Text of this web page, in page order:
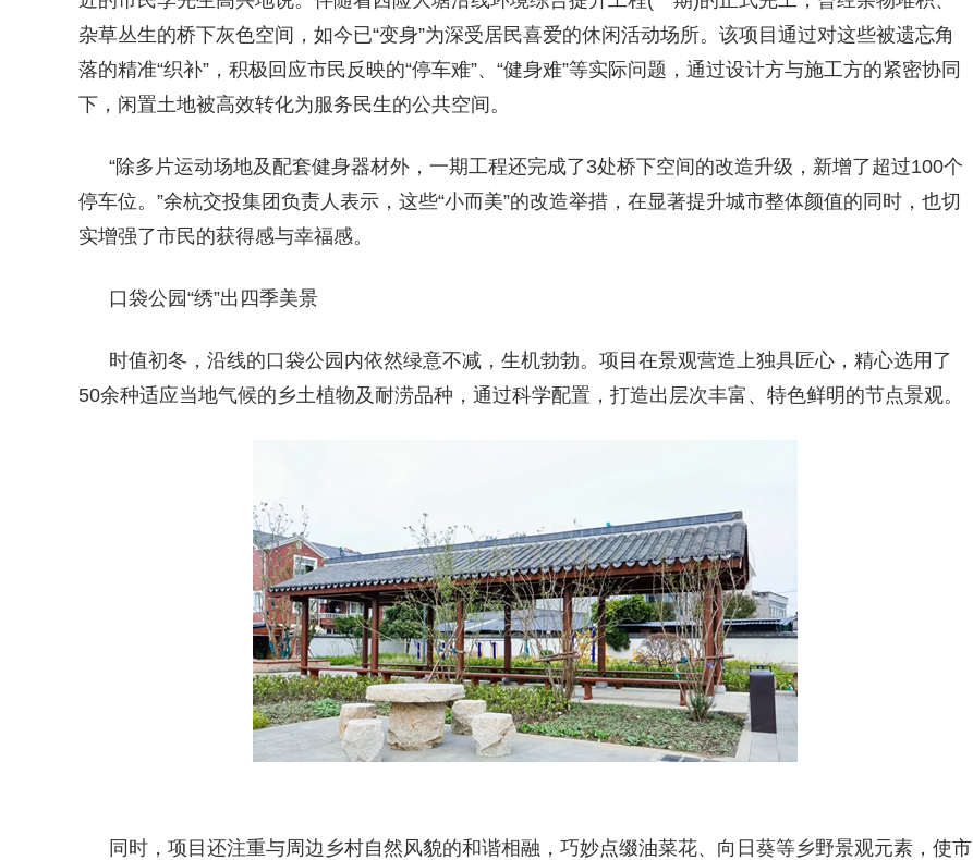
杂草丛生的桥下灰色空间，如今已“变身”为深受居民喜爱的休闲活动场所。该项目通过对这些被遗忘角
落的精准“织补”，积极回应市民反映的“停车难”、“健身难”等实际问题，通过设计方与施工方的紧密协同
下，闲置土地被高效转化为服务民生的公共空间。
“除多片运动场地及配套健身器材外，一期工程还完成了3处桥下空间的改造升级，新增了超过100个
停车位。”余杭交投集团负责人表示，这些“小而美”的改造举措，在显著提升城市整体颜值的同时，也切
实增强了市民的获得感与幸福感。
口袋公园“绣”出四季美景
时值初冬，沿线的口袋公园内依然绿意不减，生机勃勃。项目在景观营造上独具匠心，精心选用了
50余种适应当地气候的乡土植物及耐涝品种，通过科学配置，打造出层次丰富、特色鲜明的节点景观。
同时，项目还注重与周边乡村自然风貌的和谐相融，巧妙点缀油菜花、向日葵等乡野景观元素，使市